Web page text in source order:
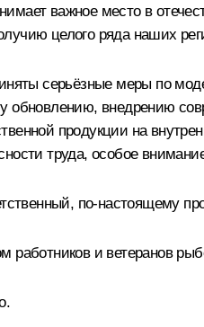
важное место в
целого ряда наших
серьёзные меры по
обновлению, внедрению
продукции на
труда, особое
по-настоящему
работников и ветеранов